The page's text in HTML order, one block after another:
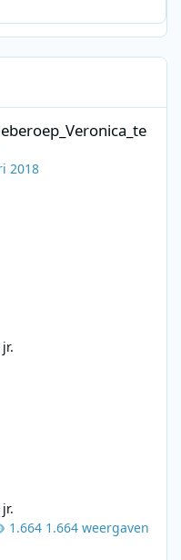
2018
1.664 weergaven